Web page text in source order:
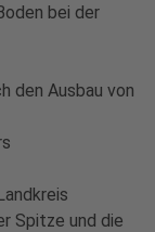
bei der
den Ausbau von
Spitze und die